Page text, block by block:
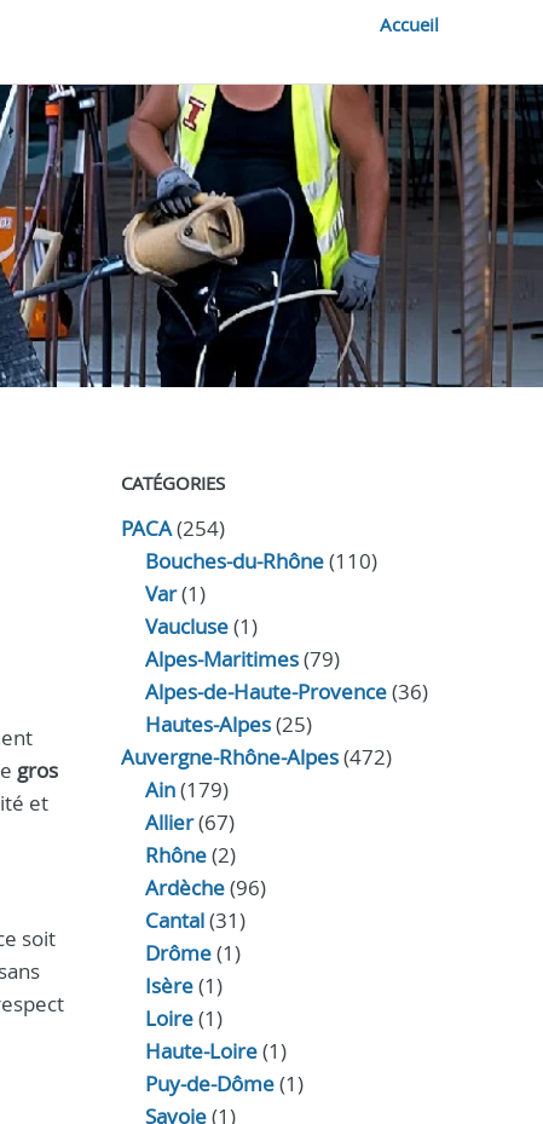
Accueil
gros
et
soit
CATÉGORIES
PACA(254)
Bouches-du-Rhône(110)
Var(1)
Vaucluse(1)
Alpes-Maritimes(79)
Alpes-de-Haute-Provence(36)
Hautes-Alpes(25)
Auvergne-Rhône-Alpes(472)
Ain(179)
Allier(67)
Rhône(2)
Ardèche(96)
Cantal(31)
Drôme(1)
Isère(1)
Loire(1)
Haute-Loire(1)
Puy-de-Dôme(1)
Savoie(1)